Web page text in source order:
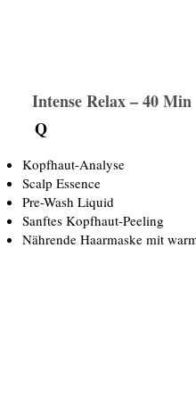
Intense Relax – 40 Min
Q
Kopfhaut-Analyse
Scalp Essence
Pre-Wash Liquid
Sanftes Kopfhaut-Peeling
Nährende Haarmaske mit